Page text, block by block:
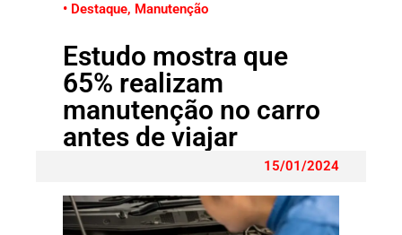
• Destaque, Manutenção
Estudo mostra que
65% realizam
manutenção no carro
antes de viajar
15/01/2024